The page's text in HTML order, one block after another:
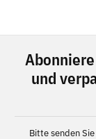
und
Bitte senden